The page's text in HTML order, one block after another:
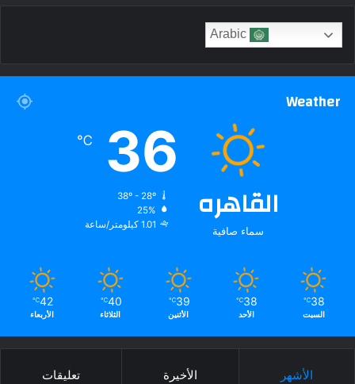
Weather
القاهره
سماء صافية
36
℃
38º - 28º
25%
1.01 كيلومتر/ساعة
38
℃
السبت
38
℃
الأحد
39
℃
الأثنين
40
℃
الثلاثاء
42
℃
الأربعاء
الأشهر الأخيرة تعليقات